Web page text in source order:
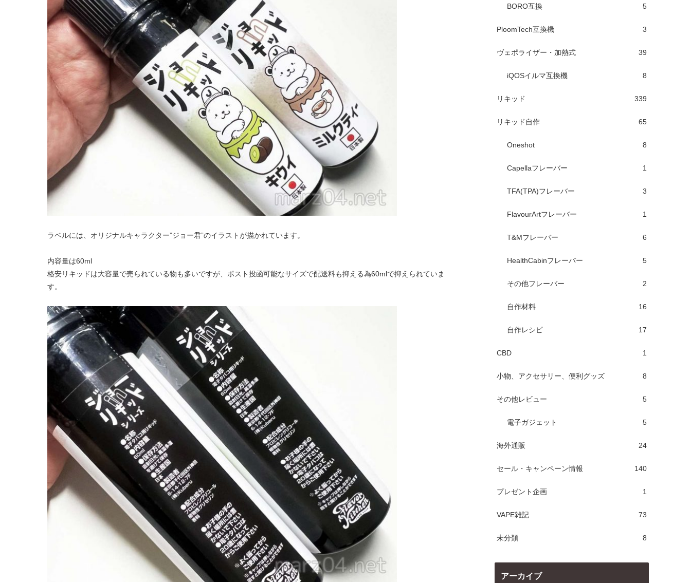
ラベルには、オリジナルキャラクター”ジョー君”のイラストが描かれています。
内容量は60ml
格安リキッドは大容量で売られている物も多いですが、ポスト投函可能なサイズで配送料も抑える為60mlで抑えられていま
す。
BORO互換 5
PloomTech互換機 3
ヴェポライザー・加熱式 39
iQOSイルマ互換機 8
リキッド 339
リキッド自作 65
Oneshot 8
Capellaフレーバー 1
TFA(TPA)フレーバー 3
FlavourArtフレーバー 1
T&Mフレーバー 6
HealthCabinフレーバー 5
その他フレーバー 2
自作材料 16
自作レシピ 17
CBD 1
小物、アクセサリー、便利グッズ 8
その他レビュー 5
電子ガジェット 5
海外通販 24
セール・キャンペーン情報 140
プレゼント企画 1
VAPE雑記 73
未分類 8
アーカイブ